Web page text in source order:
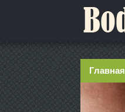
Главная